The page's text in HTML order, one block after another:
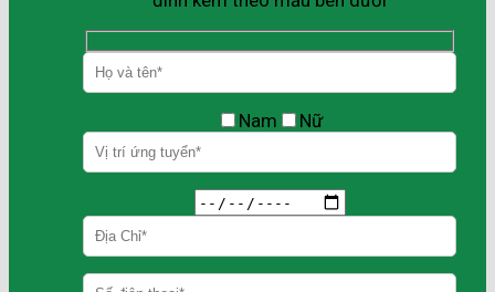
Nam Nữ